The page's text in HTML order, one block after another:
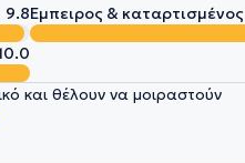
9.8Έμπειρος & καταρτισμένος
και θέλουν να μοιραστούν